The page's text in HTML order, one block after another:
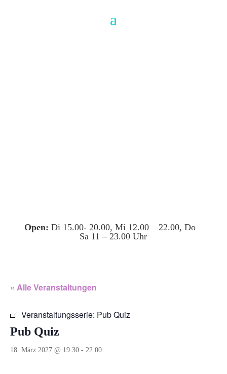
Open: Di 15.00- 20.00, Mi 12.00 – 22.00, Do –
Sa 11 – 23.00 Uhr
« Alle Veranstaltungen
Veranstaltungsserie: Pub Quiz
Pub Quiz
18. März 2027 @ 19:30 - 22:00